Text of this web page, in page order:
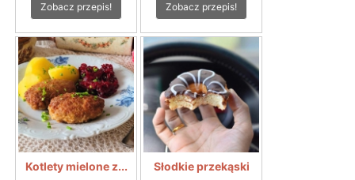
Zobacz przepis! Zobacz przepis!
Kotlety mielone z...
Słodkie przekąski